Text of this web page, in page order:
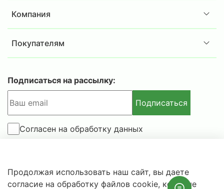
Компания
Покупателям
Подписаться на рассылку:
Подписаться
Согласен на обработку данных
© 2025-2026 IBSAFE.RU – Интернет-магазин сейфов и
металлической мебели.
Продолжая использовать наш сайт, вы даете
согласие на обработку файлов cookie, которые